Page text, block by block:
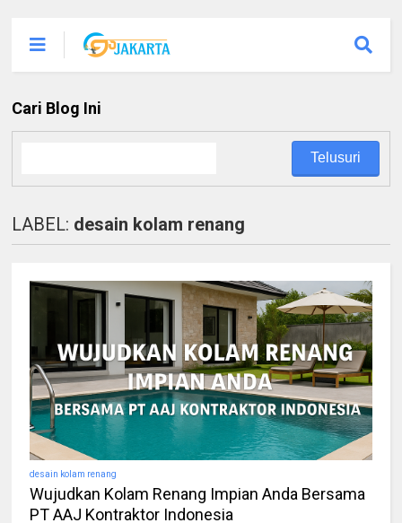
Cari Blog Ini
LABEL: desain kolam renang
desain kolam renang
Wujudkan Kolam Renang Impian Anda Bersama
PT AAJ Kontraktor Indonesia